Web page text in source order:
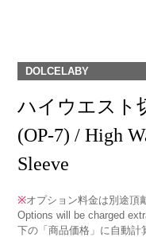
DOLCELABY
ハイウエスト
(OP-7) / High
Sleeve
※オプション料金は別途頂
Options will be charged
下の「商品価格」に自動計